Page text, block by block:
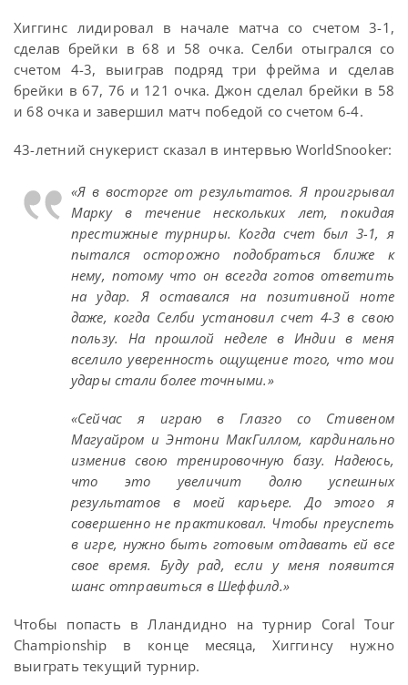
Хиггинс лидировал в начале матча со счетом 3-1,
сделав брейки в 68 и 58 очка. Селби отыгрался со
счетом 4-3, выиграв подряд три фрейма и сделав
брейки в 67, 76 и 121 очка. Джон сделал брейки в 58
и 68 очка и завершил матч победой со счетом 6-4.
43-летний снукерист сказал в интервью WorldSnooker:
«Я в восторге от результатов. Я проигрывал
Марку в течение нескольких лет, покидая
престижные турниры. Когда счет был 3-1, я
пытался осторожно подобраться ближе к
нему, потому что он всегда готов ответить
на удар. Я оставался на позитивной ноте
даже, когда Селби установил счет 4-3 в свою
пользу. На прошлой неделе в Индии в меня
вселило уверенность ощущение того, что мои
удары стали более точными.»
«Сейчас я играю в Глазго со Стивеном
Магуайром и Энтони МакГиллом, кардинально
изменив свою тренировочную базу. Надеюсь,
что это увеличит долю успешных
результатов в моей карьере. До этого я
совершенно не практиковал. Чтобы преуспеть
в игре, нужно быть готовым отдавать ей все
свое время. Буду рад, если у меня появится
шанс отправиться в Шеффилд.»
Чтобы попасть в Лландидно на турнир Coral Tour
Championship в конце месяца, Хиггинсу нужно
выиграть текущий турнир.